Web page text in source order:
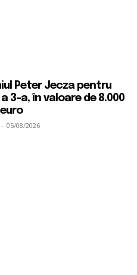
Peter Jecza pentru
3-a, în valoare de 8.000
- 05/08/2026